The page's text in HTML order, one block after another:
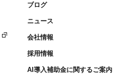
ブログ
ニュース
会社情報
採用情報
AI導入補助金に関するご案内